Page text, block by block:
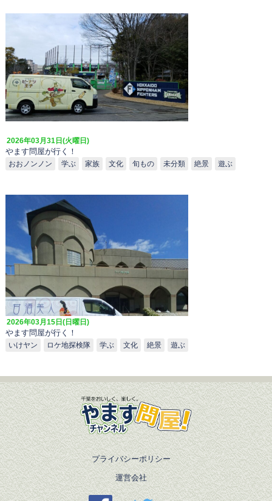
2026年03月31日(火曜日)
やます問屋が行く！
おおノンノン 学ぶ 家族 文化 旬もの 未分類 絶景 遊ぶ
2026年03月15日(日曜日)
やます問屋が行く！
いけヤン ロケ地探検隊 学ぶ 文化 絶景 遊ぶ
プライバシーポリシー
運営会社